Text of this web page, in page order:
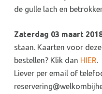
de gulle lach en
Zaterdag 03 maart
staan. Kaarten voor
bestellen? Klik dan HIER.
Liever per email of